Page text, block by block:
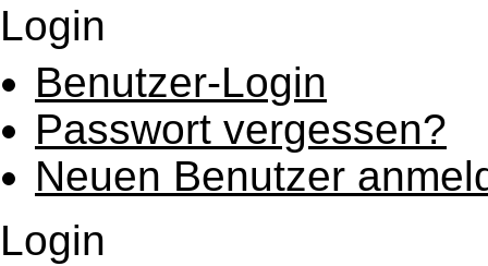
Login
Benutzer-Login
Passwort vergessen?
Neuen Benutzer
Login